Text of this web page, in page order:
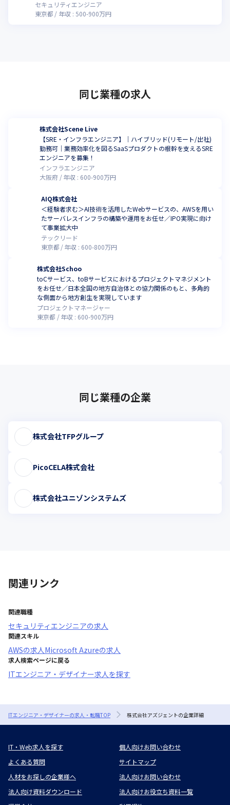
セキュリティエンジニア
東京都
年収 : 500-900万円
同じ業種の求人
株式会社Scene Live
【SRE・インフラエンジニア】｜ハイブリッド(リモート/出社)
勤務可｜業務効率化を図るSaaSプロダクトの根幹を支えるSRE
エンジニアを募集！
インフラエンジニア
大阪府
年収 : 600-900万円
AIQ株式会社
＜経験者求む＞AI技術を活用したWebサービスの、AWSを用い
たサーバレスインフラの構築や運用をお任せ／IPO実現に向け
て事業拡大中
テックリード
東京都
年収 : 600-800万円
株式会社Schoo
toCサービス、toBサービスにおけるプロジェクトマネジメント
をお任せ／日本全国の地方自治体との協力関係のもと、多角的
な側面から地方創生を実現しています
プロジェクトマネージャー
東京都
年収 : 600-900万円
同じ業種の企業
株式会社TFPグループ
PicoCELA株式会社
株式会社ユニゾンシステムズ
関連リンク
関連職種
セキュリティエンジニアの求人
関連スキル
AWSの求人 Microsoft Azureの求人
求人検索ページに戻る
ITエンジニア・デザイナー求人を探す
ITエンジニア・デザイナーの求人・転職TOP 株式会社アズジェントの企業詳細
IT・Web求人を探す
個人向けお問い合わせ
よくある質問
サイトマップ
人材をお探しの企業様へ
法人向けお問い合わせ
法人向け資料ダウンロード
法人向けお役立ち資料一覧